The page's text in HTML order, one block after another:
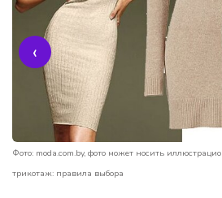
Фото: moda.com.by, фото может носить
трикотаж: правила выбора
‹